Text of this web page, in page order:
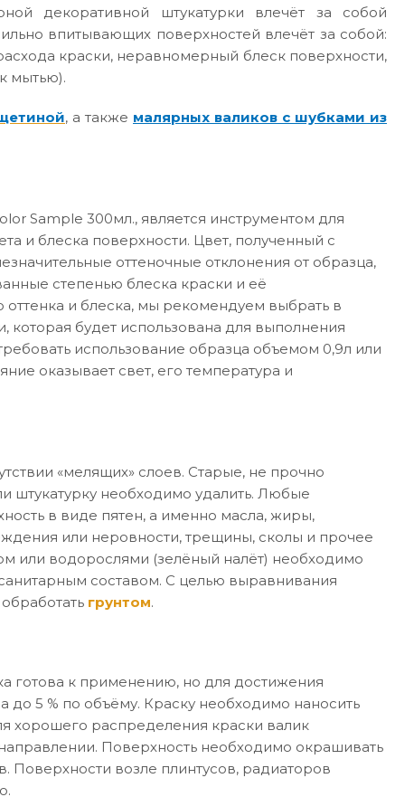
декоративной штукатурки влечёт за собой
впитывающих поверхностей влечёт за собой:
краски, неравномерный блеск поверхности,
мытью).
, а также малярных валиков с шубками из
Sample 300мл., является инструментом для
и блеска поверхности. Цвет, полученный с
оттеночные отклонения от образца,
степенью блеска краски и её
и блеска, мы рекомендуем выбрать в
которая будет использована для выполнения
использование образца объемом 0,9л или
оказывает свет, его температура и
«мелящих» слоев. Старые, не прочно
необходимо удалить. Любые
в виде пятен, а именно масла, жиры,
или неровности, трещины, сколы и прочее
или водорослями (зелёный налёт) необходимо
составом. С целью выравнивания
грунтом.
готова к применению, но для достижения
до 5 % по объёму. Краску необходимо наносить
хорошего распределения краски валик
Поверхность необходимо окрашивать
Поверхности возле плинтусов, радиаторов